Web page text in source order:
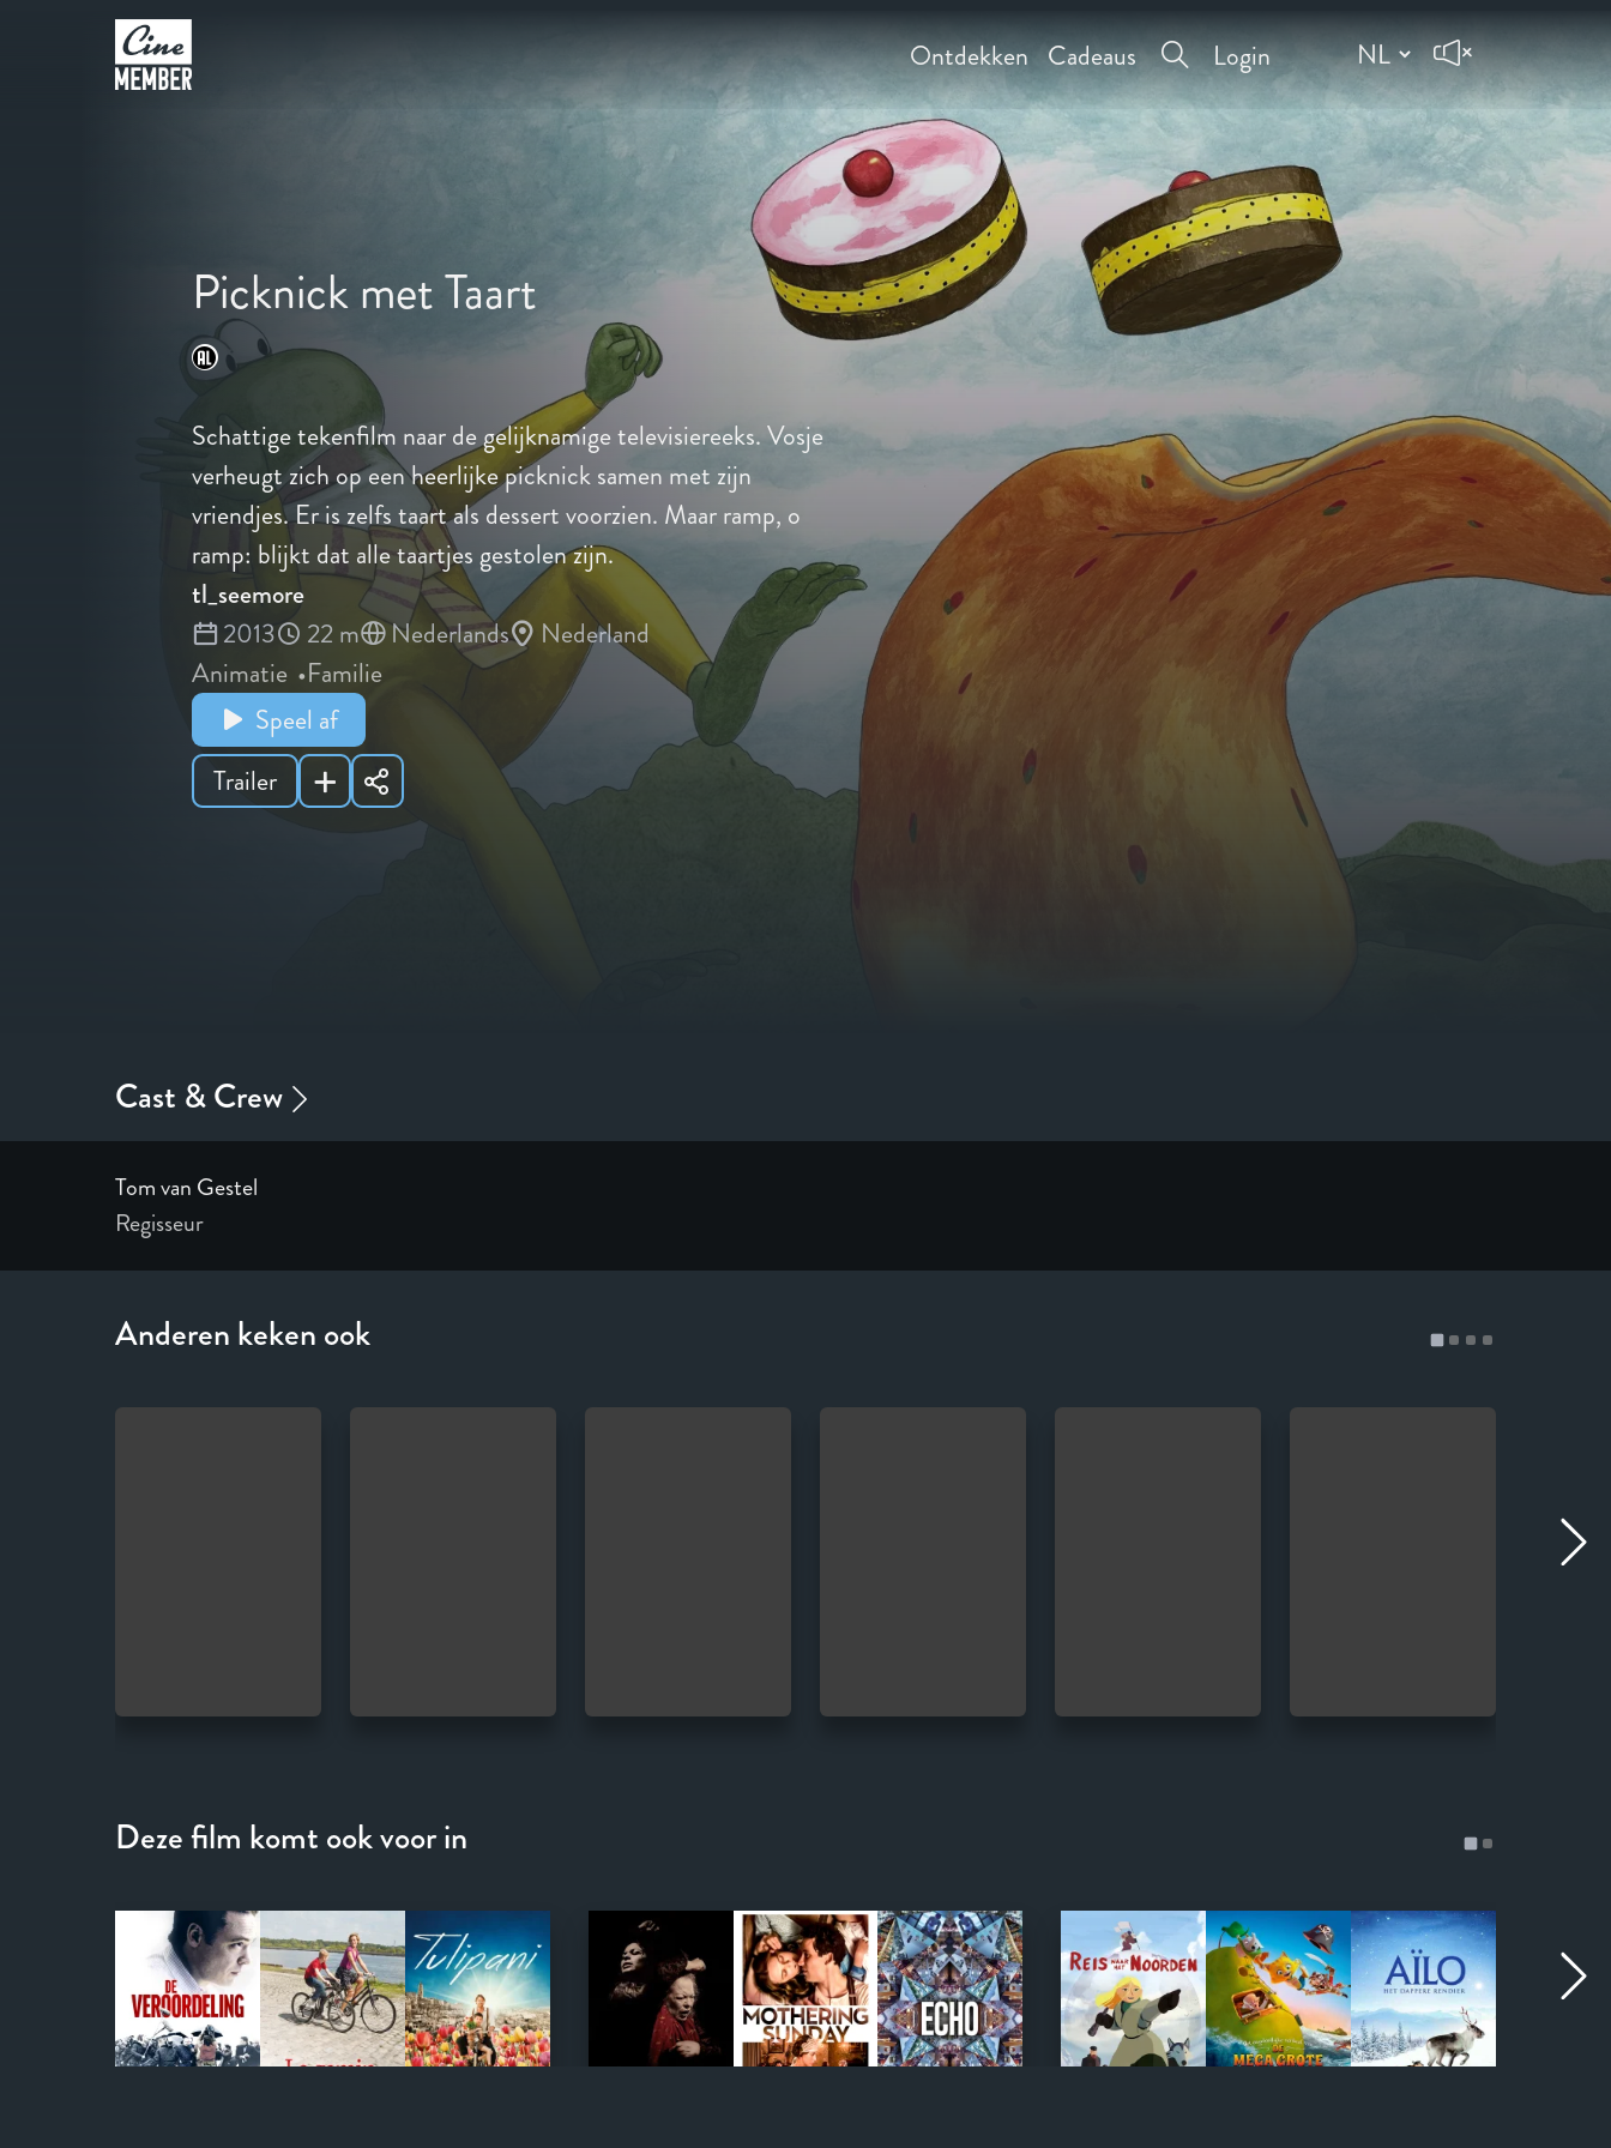
Ontdekken Cadeaus Login
Picknick met Taart
Schattige tekenfilm naar de gelijknamige televisiereeks. Vosje
verheugt zich op een heerlijke picknick samen met zijn
vriendjes. Er is zelfs taart als dessert voorzien. Maar ramp, o
ramp: blijkt dat alle taartjes gestolen zijn.
tl_seemore
2013
22 m Nederlands
Nederland
Animatie
Familie
Speel af
Trailer
Tom van Gestel
Regisseur